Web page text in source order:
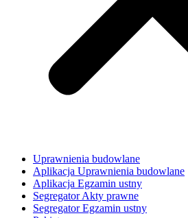
Uprawnienia budowlane
Aplikacja Uprawnienia budowlane
Aplikacja Egzamin ustny
Segregator Akty prawne
Segregator Egzamin ustny